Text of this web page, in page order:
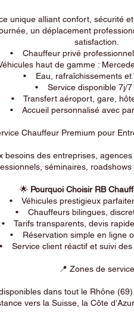
unique alliant confort, sécurité
un déplacement
satisfaction.
• Chauffeur privé professionnel
haut de gamme :
• Eau, rafraîchissements et
• Service disponible 7j/7
• Transfert aéroport, gare,
• Accueil personnalisé avec
Chauffeur Premium pour
des entreprises,
séminaires,
🌟 Pourquoi Choisir RB
• Véhicules prestigieux
• Chauffeurs bilingues,
Tarifs transparents, devis
• Réservation simple en ligne
Service client réactif et suivi des
📍 Zones de service
dans tout le Rhône
vers la Suisse, la Côte